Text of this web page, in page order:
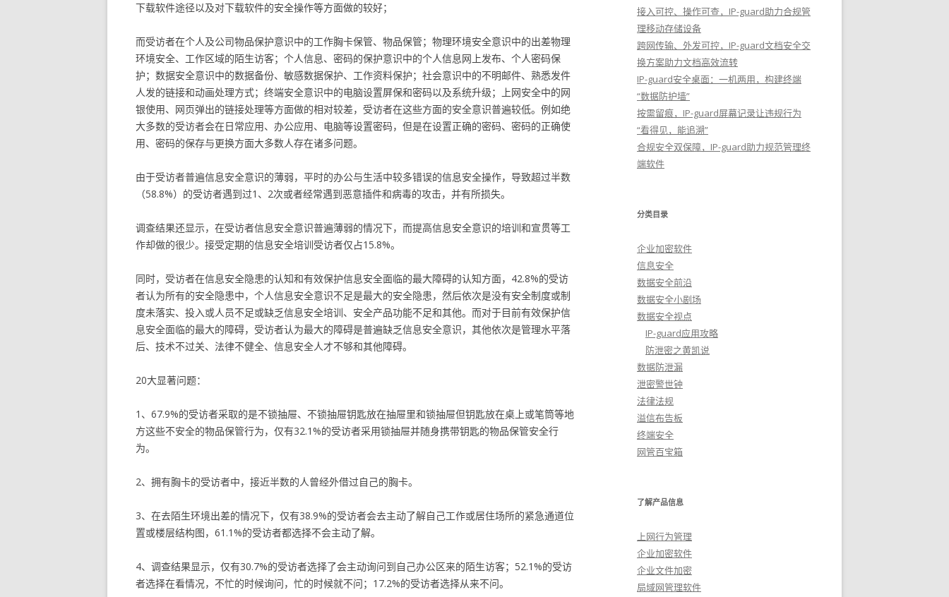
下载软件途径以及对下载软件的安全操作等方面做的较好；
而受访者在个人及公司物品保护意识中的工作胸卡保管、物品保管；物理环境安全意识中的出差物理
环境安全、工作区域的陌生访客；个人信息、密码的保护意识中的个人信息网上发布、个人密码保
护；数据安全意识中的数据备份、敏感数据保护、工作资料保护；社会意识中的不明邮件、熟悉发件
人发的链接和动画处理方式；终端安全意识中的电脑设置屏保和密码以及系统升级；上网安全中的网
银使用、网页弹出的链接处理等方面做的相对较差，受访者在这些方面的安全意识普遍较低。例如绝
大多数的受访者会在日常应用、办公应用、电脑等设置密码，但是在设置正确的密码、密码的正确使
用、密码的保存与更换方面大多数人存在诸多问题。
由于受访者普遍信息安全意识的薄弱，平时的办公与生活中较多错误的信息安全操作，导致超过半数
（58.8%）的受访者遇到过1、2次或者经常遇到恶意插件和病毒的攻击，并有所损失。
调查结果还显示，在受访者信息安全意识普遍薄弱的情况下，而提高信息安全意识的培训和宣贯等工
作却做的很少。接受定期的信息安全培训受访者仅占15.8%。
同时，受访者在信息安全隐患的认知和有效保护信息安全面临的最大障碍的认知方面，42.8%的受访
者认为所有的安全隐患中，个人信息安全意识不足是最大的安全隐患，然后依次是没有安全制度或制
度未落实、投入或人员不足或缺乏信息安全培训、安全产品功能不足和其他。而对于目前有效保护信
息安全面临的最大的障碍，受访者认为最大的障碍是普遍缺乏信息安全意识，其他依次是管理水平落
后、技术不过关、法律不健全、信息安全人才不够和其他障碍。
20大显著问题：
1、67.9%的受访者采取的是不锁抽屉、不锁抽屉钥匙放在抽屉里和锁抽屉但钥匙放在桌上或笔筒等地
方这些不安全的物品保管行为，仅有32.1%的受访者采用锁抽屉并随身携带钥匙的物品保管安全行
为。
2、拥有胸卡的受访者中，接近半数的人曾经外借过自己的胸卡。
3、在去陌生环境出差的情况下，仅有38.9%的受访者会去主动了解自己工作或居住场所的紧急通道位
置或楼层结构图，61.1%的受访者都选择不会主动了解。
4、调查结果显示，仅有30.7%的受访者选择了会主动询问到自己办公区来的陌生访客；52.1%的受访
者选择在看情况，不忙的时候询问，忙的时候就不问；17.2%的受访者选择从来不问。
接入可控、操作可查，IP-guard助力合规管
理移动存储设备
跨网传输、外发可控，IP-guard文档安全交
换方案助力文档高效流转
IP-guard安全桌面：一机两用，构建终端
“数据防护墙”
按需留痕，IP-guard屏幕记录让违规行为
“看得见，能追溯”
合规安全双保障，IP-guard助力规范管理终
端软件
分类目录
企业加密软件
信息安全
数据安全前沿
数据安全小剧场
数据安全视点
IP-guard应用攻略
防泄密之黄凯说
数据防泄漏
泄密警世钟
法律法规
溢信布告板
终端安全
网管百宝箱
了解产品信息
上网行为管理
企业加密软件
企业文件加密
局域网管理软件